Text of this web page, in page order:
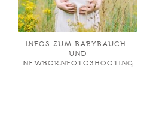
INFOS ZUM BABYBAUCH-
UND
NEWBORNFOTOSHOOTING